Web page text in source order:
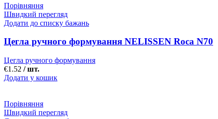
Порівняння
Швидкий перегляд
Додати до списку бажань
Цегла ручного формування NELISSEN Roca N70
Цегла ручного формування
€1.52 / шт.
Додати у кошик
Порівняння
Швидкий перегляд